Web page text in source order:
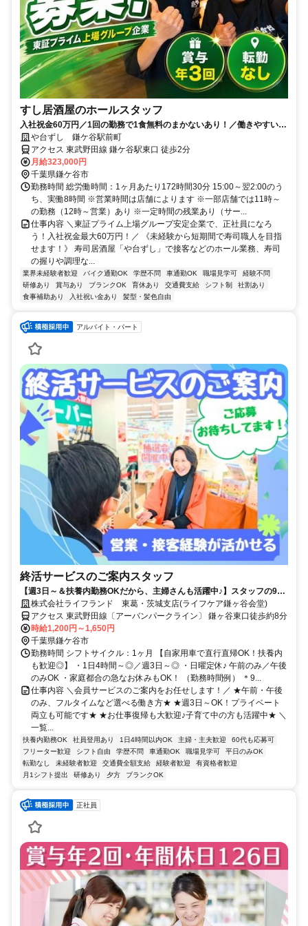
すし居酒屋のホールスタッフ
入社祝金60万円／1回の勤務で1食無料のまかないあり！／働きやすい環
境づくりに力を入れています◎
や台ずし 鎌ケ谷駅前町
アクセス 東武野田線 鎌ケ谷駅東口 徒歩2分
月給323,000円
千葉県鎌ケ谷市
勤務時間 総労働時間：1ヶ月あたり172時間30分 15:00～翌2:00のう
ち、実働8時間 ※営業時間は店舗によります ※一部店舗では11時～
の勤務（12時～営業）あり ※一定時間の残業あり（サー...
仕事内容 ＼東証プライム上場グループ安定企業で、正社員になろ
う！入社祝金最大60万円！／ 《未経験から短期間で寿司職人を目指
せます！》 寿司居酒屋「や台ずし」で接客などのホール業務、寿司
の握りや調理な...
業界未経験者歓迎 バイク通勤OK 学歴不問 車通勤OK 職場見学可
経験不問
研修あり
賞与あり ブランクOK 育休あり 交通費支給 シフト制
社割あり
食事補助あり
入社祝い金あり 髪型・髪色自由
アルバイト・パート
終活サービスのご案内スタッフ
【週3日～＆扶養内勤務OKだから、主婦さんも活躍中♪】スタッフの9割
が女性/子育てが落ち着いた方・社会復帰の方も大歓迎です◎/柔軟なシフ
ト体制・しっかりとしたサポート体制充実で働きやすさもバツグン/フル
タイム希望も大歓迎/マイカーでの直行直帰OK/営業・テレアポ・販売経
験者は即戦力/正社員登用実績もあり◎
株式会社ライフランド 東葛・茨城支店(ライフケア鎌ヶ谷会堂)
アクセス 東武野田線〔アーバンパークライン〕 鎌ヶ谷東口徒歩約8分
時給1,200円～1,650円
千葉県鎌ケ谷市
勤務時間 シフトサイクル：1ヶ月 【自家用車で直行直帰OK！扶養内
も歓迎◎】 ・1日4時間～◎／週3日～◎ ・日曜定休♪ 午前のみ／午後
のみOK ・家庭都合の急なお休みもOK！ （勤務時間例） ＊9...
仕事内容 ＼会員サービスのご案内をお任せします！／ ★午前・午後
のみ、フルタイムなど選べる働き方★ ★週3日～OK！プライベート
両立も可能です★ ★お仕事復帰も大歓迎♪子育て中の方も活躍中★ ＼
一覧...
扶養内勤務OK 社員登用あり 1日4時間以内OK 主婦・主夫歓迎
60代も応募可
フリーター歓迎
シフト自由 学歴不問 車通勤OK 職場見学可
平日のみOK
転勤なし
未経験者歓迎 交通費全額支給 経験者歓迎
有資格者歓迎
月1シフト提出
研修あり 夕方 ブランクOK
正社員